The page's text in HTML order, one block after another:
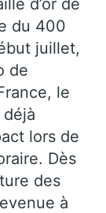
d’or de
du 400
juillet,
de
le
lors de
Dès
des
à